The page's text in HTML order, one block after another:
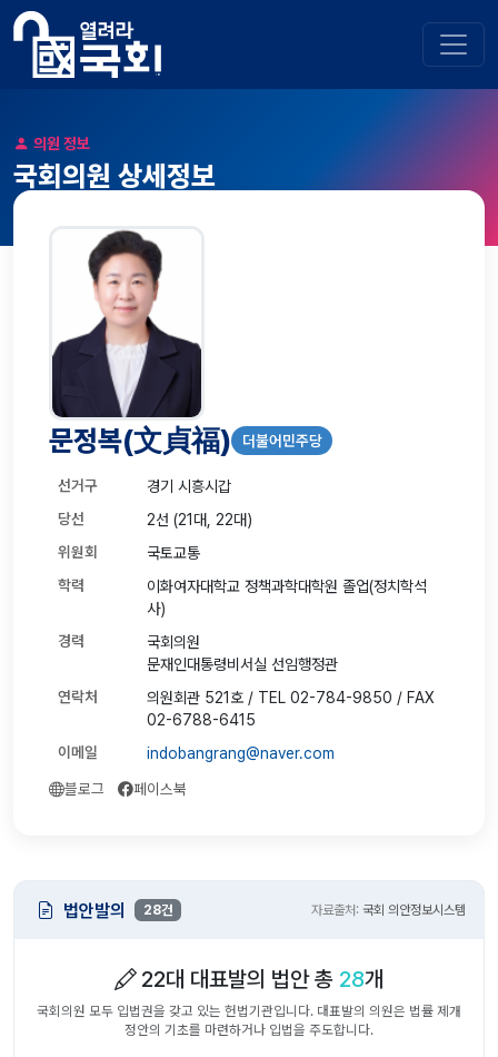
의원 정보
국회의원 상세정보
문정복(文貞福) 더불어민주당
선거구
경기 시흥시갑
당선
2선 (21대, 22대)
위원회
국토교통
학력
이화여자대학교 정책과학대학원 졸업(정치학석
사)
경력
국회의원
문재인대통령비서실 선임행정관
연락처
의원회관 521호 / TEL 02-784-9850 / FAX
02-6788-6415
이메일
indobangrang@naver.com
블로그
페이스북
법안발의 28건 자료출처: 국회 의안정보시스템
22대 대표발의 법안 총 28개
국회의원 모두 입법권을 갖고 있는 헌법기관입니다. 대표발의 의원은 법률 제개
정안의 기초를 마련하거나 입법을 주도합니다.